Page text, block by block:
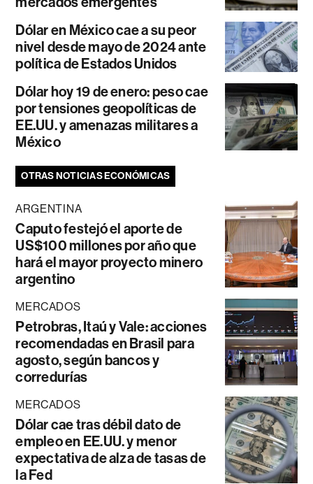
Dólar en México cae a su peor
nivel desde mayo de 2024 ante
política de Estados Unidos
Dólar hoy 19 de enero: peso cae
por tensiones geopolíticas de
EE.UU. y amenazas militares a
México
OTRAS NOTICIAS ECONÓMICAS
ARGENTINA
Caputo festejó el aporte de
US$100 millones por año que
hará el mayor proyecto minero
argentino
MERCADOS
Petrobras, Itaú y Vale: acciones
recomendadas en Brasil para
agosto, según bancos y
corredurías
MERCADOS
Dólar cae tras débil dato de
empleo en EE.UU. y menor
expectativa de alza de tasas de
la Fed